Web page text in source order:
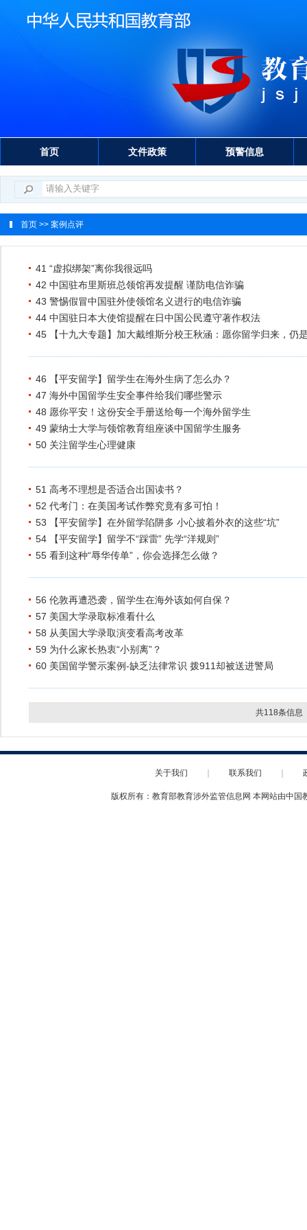
首页 文件政策 预警信息
首页 >> 案例点评
41 “虚拟绑架”离你我很远吗
42 中国驻布里斯班总领馆再发提醒 谨防电信诈骗
43 警惕假冒中国驻外使领馆名义进行的电信诈骗
44 中国驻日本大使馆提醒在日中国公民遵守著作权法
45 【十九大专题】加大戴维斯分校王秋涵：愿你留学归来，仍
46 【平安留学】留学生在海外生病了怎么办？
47 海外中国留学生安全事件给我们哪些警示
48 愿你平安！这份安全手册送给每一个海外留学生
49 蒙纳士大学与领馆教育组座谈中国留学生服务
50 关注留学生心理健康
51 高考不理想是否适合出国读书？
52 代考门：在美国考试作弊究竟有多可怕！
53 【平安留学】在外留学陷阱多 小心披着外衣的这些“坑”
54 【平安留学】留学不“踩雷” 先学“洋规则”
55 看到这种“辱华传单”，你会选择怎么做？
56 伦敦再遭恐袭，留学生在海外该如何自保？
57 美国大学录取标准看什么
58 从美国大学录取演变看高考改革
59 为什么家长热衷“小别离”？
60 美国留学警示案例-缺乏法律常识 拨911却被送进警局
共118条信息
关于我们 联系我们
版权所有：教育部教育涉外监管信息网 本网站由中